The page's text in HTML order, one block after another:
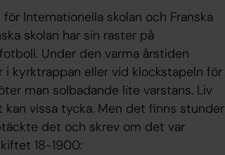
Internationella skolan och Franska
skolan har sin raster på
Under den varma årstiden
kyrktrappan eller vid klockstapeln för
man solbadande lite varstans. Liv
vissa tycka. Men det finns stunder
det och skrev om det var
18-1900: